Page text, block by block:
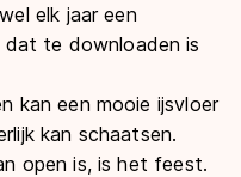
elk jaar een
dat te downloaden is
kan een mooie ijsvloer
kan schaatsen.
open is, is het feest.